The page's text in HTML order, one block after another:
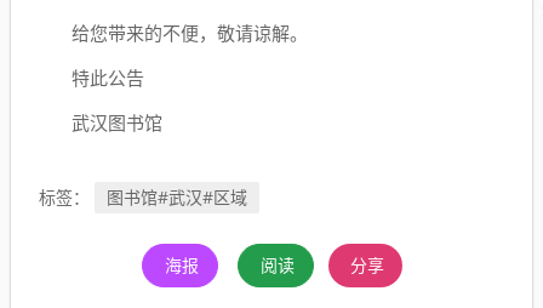
给您带来的不便，敬请谅解。
特此公告
武汉图书馆
标签： 图书馆#武汉#区域
海报 阅读 分享